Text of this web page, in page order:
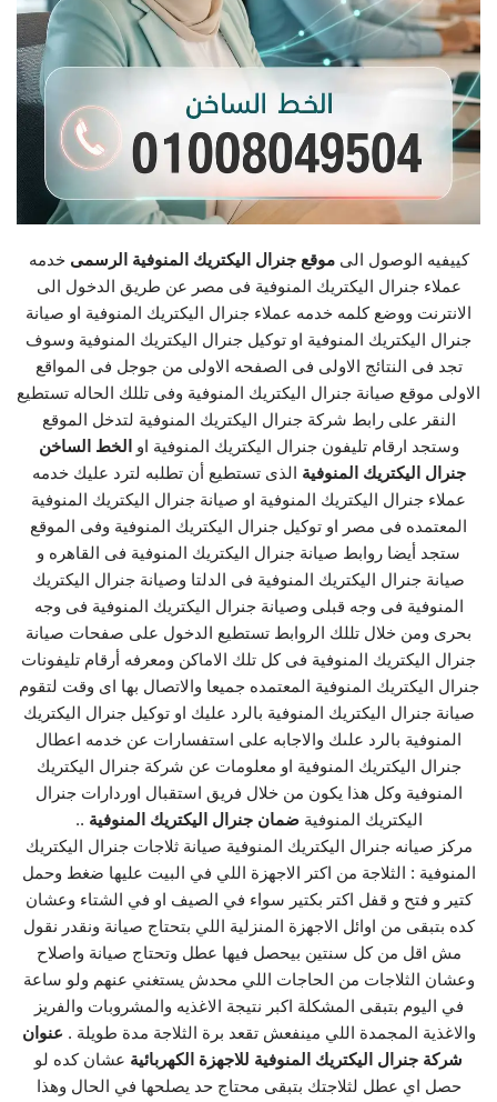
كييفيه الوصول الىموقع جنرال اليكتريك المنوفية الرسمى خدمه
عملاء جنرال اليكتريك المنوفية فى مصر عن طريق الدخول الى
الانترنت ووضع كلمه خدمه عملاء جنرال اليكتريك المنوفية او صيانة
جنرال اليكتريك المنوفية او توكيل جنرال اليكتريك المنوفية وسوف
تجد فى النتائج الاولى فى الصفحه الاولى من جوجل فى المواقع
الاولى موقع صيانة جنرال اليكتريك المنوفية وفى تللك الحاله تستطيع
النقر على رابط شركة جنرال اليكتريك المنوفية لتدخل الموقع
وستجد ارقام تليفون جنرال اليكتريك المنوفية او الخط الساخن
جنرال اليكتريك المنوفية الذى تستطيع أن تطلبه لترد عليك خدمه
عملاء جنرال اليكتريك المنوفية او صيانة جنرال اليكتريك المنوفية
المعتمده فى مصر او توكيل جنرال اليكتريك المنوفية وفى الموقع
ستجد أيضا روابط صيانة جنرال اليكتريك المنوفية فى القاهره و
صيانة جنرال اليكتريك المنوفية فى الدلتا وصيانة جنرال اليكتريك
المنوفية فى وجه قبلى وصيانة جنرال اليكتريك المنوفية فى وجه
بحرى ومن خلال تللك الروابط تستطيع الدخول على صفحات صيانة
جنرال اليكتريك المنوفية فى كل تلك الاماكن ومعرفه أرقام تليفونات
جنرال اليكتريك المنوفية المعتمده جميعا والاتصال بها اى وقت لتقوم
صيانة جنرال اليكتريك المنوفية بالرد عليك او توكيل جنرال اليكتريك
المنوفية بالرد علىك والاجابه على استفسارات عن خدمه اعطال
جنرال اليكتريك المنوفية او معلومات عن شركة جنرال اليكتريك
المنوفية وكل هذا يكون من خلال فريق استقبال اوردارات جنرال
اليكتريك المنوفيةضمان جنرال اليكتريك المنوفية ..
مركز صيانه جنرال اليكتريك المنوفية صيانة ثلاجات جنرال اليكتريك
المنوفية : الثلاجة من اكتر الاجهزة اللي في البيت عليها ضغط وحمل
كتير و فتح و قفل اكتر بكتير سواء في الصيف او في الشتاء وعشان
كده بتبقى من اوائل الاجهزة المنزلية اللي بتحتاج صيانة ونقدر نقول
مش اقل من كل سنتين بيحصل فيها عطل وتحتاج صيانة واصلاح
وعشان الثلاجات من الحاجات اللي محدش يستغني عنهم ولو ساعة
في اليوم بتبقى المشكلة اكبر نتيجة الاغذيه والمشروبات والفريز
والاغذية المجمدة اللي مينفعش تقعد برة الثلاجة مدة طويلة . عنوان
شركة جنرال اليكتريك المنوفية للاجهزة الكهربائية عشان كده لو
حصل اي عطل لثلاجتك بتبقى محتاج حد يصلحها في الحال وهذا